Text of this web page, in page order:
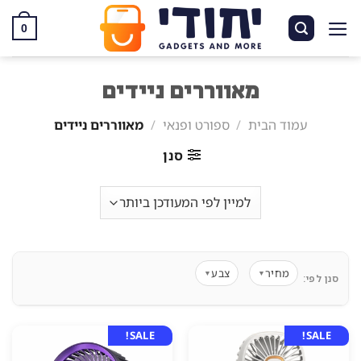
0
מאווררים ניידים
עמוד הבית / ספורט ופנאי / מאווררים ניידים
סנן
סנן לפי: מחיר▼ צבע▼
SALE!
SALE!